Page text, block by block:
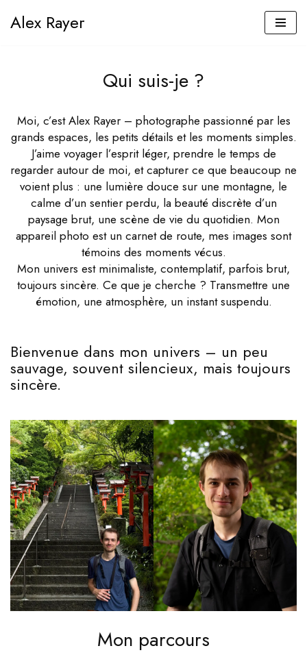
Alex Rayer
Qui suis-je ?
Moi, c’est Alex Rayer – photographe passionné par les
grands espaces, les petits détails et les moments simples.
J’aime voyager l’esprit léger, prendre le temps de
regarder autour de moi, et capturer ce que beaucoup ne
voient plus : une lumière douce sur une montagne, le
calme d’un sentier perdu, la beauté discrète d’un
paysage brut, une scène de vie du quotidien. Mon
appareil photo est un carnet de route, mes images sont
témoins des moments vécus.
Mon univers est minimaliste, contemplatif, parfois brut,
toujours sincère. Ce que je cherche ? Transmettre une
émotion, une atmosphère, un instant suspendu.
Bienvenue dans mon univers – un peu
sauvage, souvent silencieux, mais toujours
sincère.
Mon parcours